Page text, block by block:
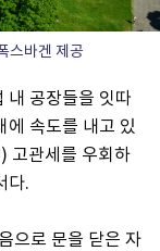
스바겐 제공
내 공장들을 잇따
에 속도를 내고 있
고관세를 우회하
다.
으로 문을 닫은 자